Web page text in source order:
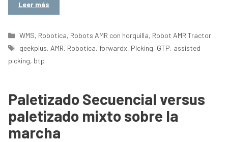
Leer más
Categorías
WMS, Robotica, Robots AMR con horquilla, Robot AMR Tractor
Etiquetas
geekplus, AMR, Robotica, forwardx, PIcking, GTP, assisted
picking, btp
Paletizado Secuencial versus
paletizado mixto sobre la
marcha